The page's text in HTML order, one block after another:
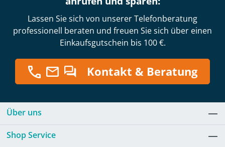
Lassen Sie sich von unserer Telefonberatung
professionell beraten und freuen Sie sich über einen
Einkaufsgutschein bis 100 €.
Kontakt & Beratung
Über uns
Shop Service